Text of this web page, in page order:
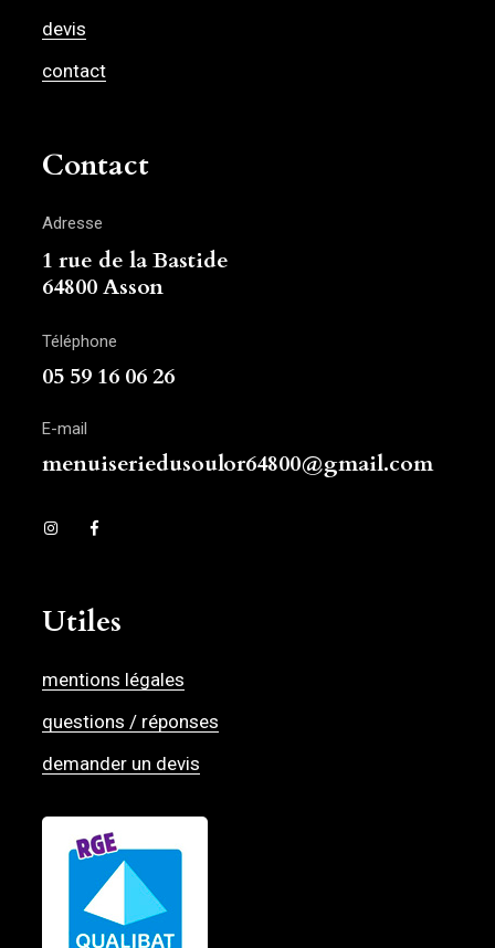
devis
contact
Contact
Adresse
1 rue de la Bastide
64800 Asson
Téléphone
05 59 16 06 26
E-mail
menuiseriedusoulor64800@gmail.com
Utiles
mentions légales
questions / réponses
demander un devis